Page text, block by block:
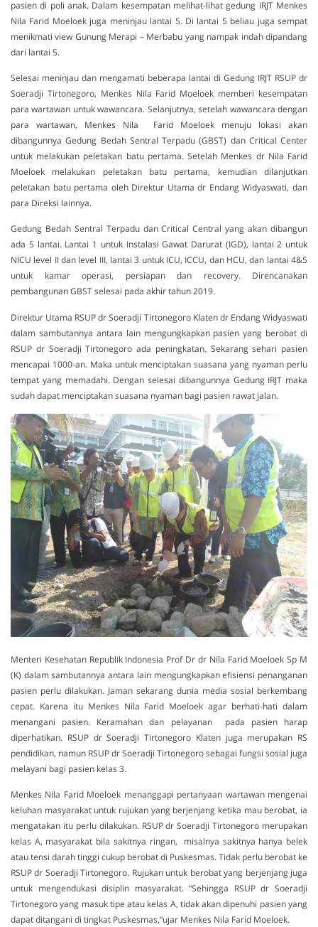
pasien di poli anak. Dalam kesempatan melihat-lihat gedung IRJT Menkes
Nila Farid Moeloek juga meninjau lantai 5. Di lantai 5 beliau juga sempat
menikmati view Gunung Merapi – Merbabu yang nampak indah dipandang
dari lantai 5.
Selesai meninjau dan mengamati beberapa lantai di Gedung IRJT RSUP dr
Soeradji Tirtonegoro, Menkes Nila Farid Moeloek memberi kesempatan
para wartawan untuk wawancara. Selanjutnya, setelah wawancara dengan
para wartawan, Menkes Nila Farid Moeloek menuju lokasi akan
dibangunnya Gedung Bedah Sentral Terpadu (GBST) dan Critical Center
untuk melakukan peletakan batu pertama. Setelah Menkes dr Nila Farid
Moeloek melakukan peletakan batu pertama, kemudian dilanjutkan
peletakan batu pertama oleh Direktur Utama dr Endang Widyaswati, dan
para Direksi lainnya.
Gedung Bedah Sentral Terpadu dan Critical Central yang akan dibangun
ada 5 lantai. Lantai 1 untuk Instalasi Gawat Darurat (IGD), lantai 2 untuk
NICU level II dan level III, lantai 3 untuk ICU, ICCU, dan HCU, dan lantai 4&5
untuk kamar operasi, persiapan dan recovery. Direncanakan
pembangunan GBST selesai pada akhir tahun 2019.
Direktur Utama RSUP dr Soeradji Tirtonegoro Klaten dr Endang Widyaswati
dalam sambutannya antara lain mengungkapkan pasien yang berobat di
RSUP dr Soeradji Tirtonegoro ada peningkatan. Sekarang sehari pasien
mencapai 1000-an. Maka untuk menciptakan suasana yang nyaman perlu
tempat yang memadahi. Dengan selesai dibangunnya Gedung IRJT maka
sudah dapat menciptakan suasana nyaman bagi pasien rawat jalan.
Menteri Kesehatan Republik Indonesia Prof Dr dr Nila Farid Moeloek Sp M
(K) dalam sambutannya antara lain mengungkapkan efisiensi penanganan
pasien perlu dilakukan. Jaman sekarang dunia media sosial berkembang
cepat. Karena itu Menkes Nila Farid Moeloek agar berhati-hati dalam
menangani pasien. Keramahan dan pelayanan pada pasien harap
diperhatikan. RSUP dr Soeradji Tirtonegoro Klaten juga merupakan RS
pendidikan, namun RSUP dr Soeradji Tirtonegoro sebagai fungsi sosial juga
melayani bagi pasien kelas 3.
Menkes Nila Farid Moeloek menanggapi pertanyaan wartawan mengenai
keluhan masyarakat untuk rujukan yang berjenjang ketika mau berobat, ia
mengatakan itu perlu dilakukan. RSUP dr Soeradji Tirtonegoro merupakan
kelas A, masyarakat bila sakitnya ringan, misalnya sakitnya hanya belek
atau tensi darah tinggi cukup berobat di Puskesmas. Tidak perlu berobat ke
RSUP dr Soeradji Tirtonegoro. Rujukan untuk berobat yang berjenjang juga
untuk mengendukasi disiplin masyarakat. “Sehingga RSUP dr Soeradji
Tirtonegoro yang masuk tipe atau kelas A, tidak akan dipenuhi pasien yang
dapat ditangani di tingkat Puskesmas,”ujar Menkes Nila Farid Moeloek.